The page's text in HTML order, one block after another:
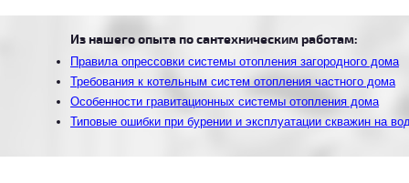
Из нашего опыта по сантехническим работам:
Правила опрессовки системы отопления загородного дома
Требования к котельным систем отопления частного дома
Особенности гравитационных системы отопления дома
Типовые ошибки при бурении и эксплуатации скважин на